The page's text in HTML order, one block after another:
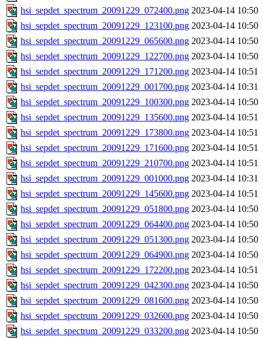
hsi_sepdet_spectrum_20091229_072400.png 2023-04-14 10:50
hsi_sepdet_spectrum_20091229_123100.png 2023-04-14 10:50
hsi_sepdet_spectrum_20091229_065600.png 2023-04-14 10:50
hsi_sepdet_spectrum_20091229_122700.png 2023-04-14 10:50
hsi_sepdet_spectrum_20091229_171200.png 2023-04-14 10:51
hsi_sepdet_spectrum_20091229_001700.png 2023-04-14 10:31
hsi_sepdet_spectrum_20091229_100300.png 2023-04-14 10:50
hsi_sepdet_spectrum_20091229_135600.png 2023-04-14 10:51
hsi_sepdet_spectrum_20091229_173800.png 2023-04-14 10:51
hsi_sepdet_spectrum_20091229_171600.png 2023-04-14 10:51
hsi_sepdet_spectrum_20091229_210700.png 2023-04-14 10:51
hsi_sepdet_spectrum_20091229_001000.png 2023-04-14 10:31
hsi_sepdet_spectrum_20091229_145600.png 2023-04-14 10:51
hsi_sepdet_spectrum_20091229_051800.png 2023-04-14 10:50
hsi_sepdet_spectrum_20091229_064400.png 2023-04-14 10:50
hsi_sepdet_spectrum_20091229_051300.png 2023-04-14 10:50
hsi_sepdet_spectrum_20091229_064900.png 2023-04-14 10:50
hsi_sepdet_spectrum_20091229_172200.png 2023-04-14 10:51
hsi_sepdet_spectrum_20091229_042300.png 2023-04-14 10:50
hsi_sepdet_spectrum_20091229_081600.png 2023-04-14 10:50
hsi_sepdet_spectrum_20091229_032600.png 2023-04-14 10:50
hsi_sepdet_spectrum_20091229_033200.png 2023-04-14 10:50